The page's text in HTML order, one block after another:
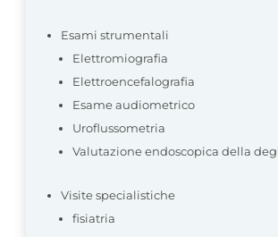
Esami strumentali
Elettromiografia
Elettroencefalografia
Esame audiometrico
Uroflussometria
Valutazione endoscopica della
Visite specialistiche
fisiatria